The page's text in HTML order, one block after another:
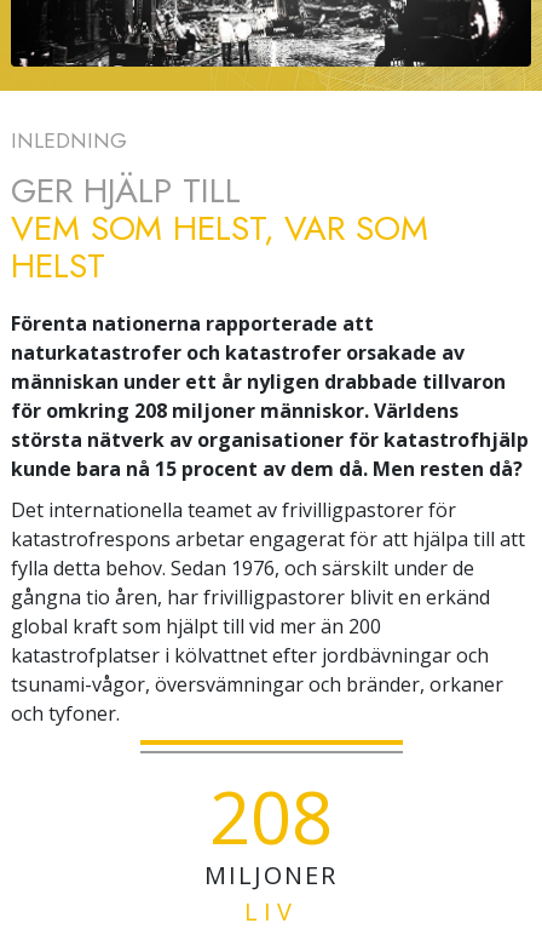
INLEDNING
GER HJÄLP TILL
VEM SOM HELST, VAR SOM
HELST
Förenta nationerna rapporterade att
naturkatastrofer och katastrofer orsakade av
människan under ett år nyligen drabbade tillvaron
för omkring 208 miljoner människor. Världens
största nätverk av organisationer för katastrofhjälp
kunde bara nå 15 procent av dem då. Men resten då?
Det internationella teamet av frivilligpastorer för
katastrofrespons arbetar engagerat för att hjälpa till att
fylla detta behov. Sedan 1976, och särskilt under de
gångna tio åren, har frivilligpastorer blivit en erkänd
global kraft som hjälpt till vid mer än 200
katastrofplatser i kölvattnet efter jordbävningar och
tsunami-vågor, översvämningar och bränder, orkaner
och tyfoner.
208
MILJONER
LIV